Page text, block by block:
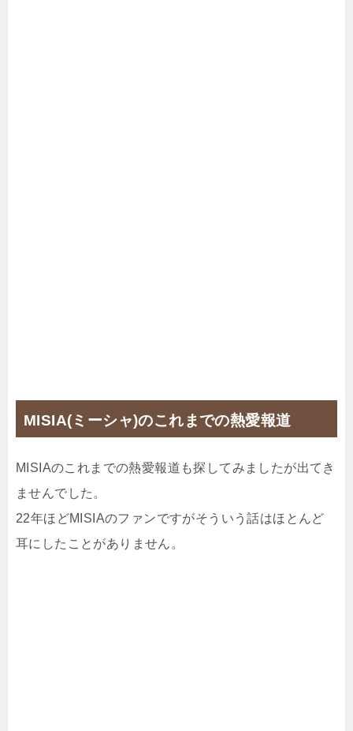
MISIA(ミーシャ)のこれまでの熱愛報道
MISIAのこれまでの熱愛報道も探してみましたが出てき
ませんでした。
22年ほどMISIAのファンですがそういう話はほとんど
耳にしたことがありません。